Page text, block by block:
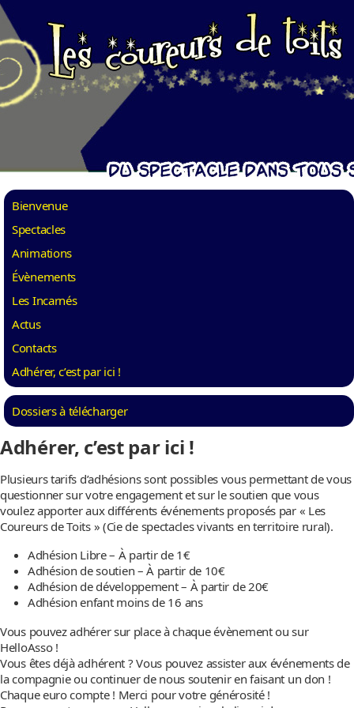
Bienvenue
Spectacles
Animations
Évènements
Les Incarnés
Actus
Contacts
Adhérer, c’est par ici !
Dossiers à télécharger
Adhérer, c’est par ici !
Plusieurs tarifs d’adhésions sont possibles vous permettant de vous
questionner sur votre engagement et sur le soutien que vous
voulez apporter aux différents événements proposés par « Les
Coureurs de Toits » (Cie de spectacles vivants en territoire rural).
Adhésion Libre – À partir de 1€
Adhésion de soutien – À partir de 10€
Adhésion de développement – À partir de 20€
Adhésion enfant moins de 16 ans
Vous pouvez adhérer sur place à chaque évènement ou sur
HelloAsso !
Vous êtes déjà adhérent ? Vous pouvez assister aux événements de
la compagnie ou continuer de nous soutenir en faisant un don !
Chaque euro compte ! Merci pour votre générosité !